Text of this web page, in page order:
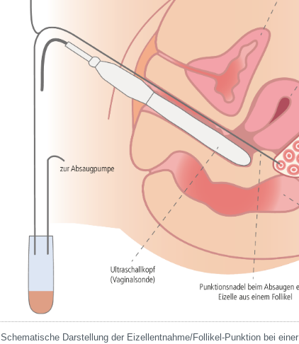
Schematische Darstellung der Eizellentnahme/Follikel-Punktion bei einer